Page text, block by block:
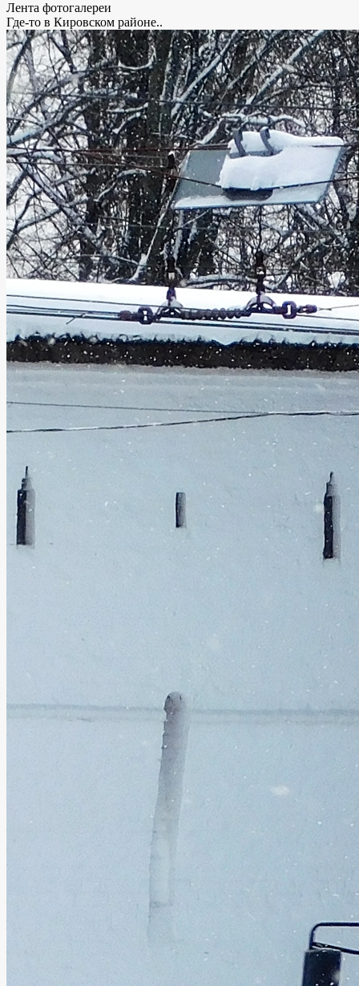
Лента фотогалереи
Где-то в Кировском районе..